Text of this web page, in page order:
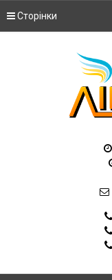
Сторінки